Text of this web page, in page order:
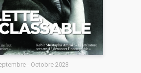
- Octobre 2023